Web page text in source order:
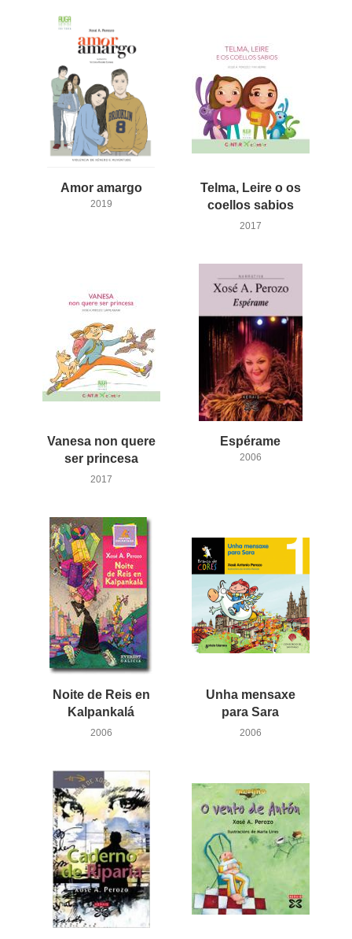
Amor amargo
2019
Telma, Leire o os
coellos sabios
2017
Vanesa non quere
ser princesa
2017
Espérame
2006
Noite de Reis en
Kalpankalá
2006
Unha mensaxe
para Sara
2006